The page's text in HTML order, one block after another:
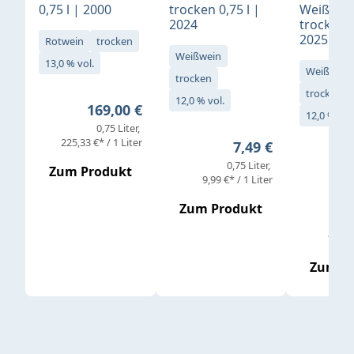
0,75 l | 2000
Rotwein
trocken
13,0 % vol.
Regulärer Preis:
169,00 €
0,75 Liter
225,33 €* / 1 Liter
Zum Produkt
trocken 0,75 l |
2024
Weißwein
trocken
12,0 % vol.
Regulärer Preis:
7,49 €
0,75 Liter
9,99 €* / 1 Liter
Zum Produkt
trocken
2025
Weißwein
trocken
12,0 % vol.
Zum